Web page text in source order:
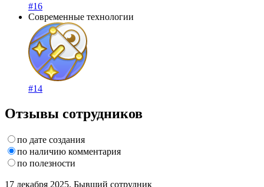
#16
Современные технологии
#14
Отзывы сотрудников
по дате создания
по наличию комментария
по полезности
17 декабря 2025. Бывший сотрудник